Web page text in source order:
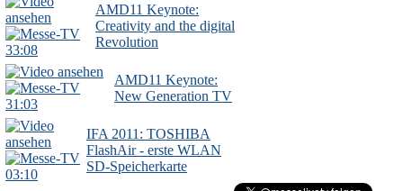
33:08
AMD11 Keynote:
Creativity and the digital
Revolution
31:03
AMD11 Keynote:
New Generation TV
03:10
IFA 2011: TOSHIBA
FlashAir - erste WLAN
SD-Speicherkarte